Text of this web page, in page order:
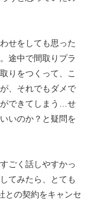
せをしても思った
途中で間取りプラ
りをつくって、こ
、それでもダメで
できてしまう…せ
いのか？と疑問を
ごく話しやすかっ
てみたら、とても
との契約をキャンセ